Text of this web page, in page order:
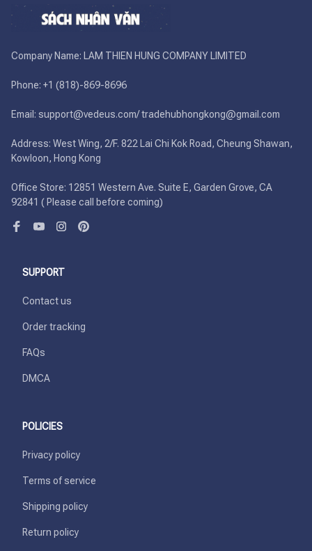
Company Name: LAM THIEN HUNG COMPANY LIMITED
Phone: +1 (818)-869-8696
Email: support@vedeus.com/ tradehubhongkong@gmail.com
Address: West Wing, 2/F. 822 Lai Chi Kok Road, Cheung Shawan,
Kowloon, Hong Kong
Office Store: 12851 Western Ave. Suite E, Garden Grove, CA
92841 ( Please call before coming)
SUPPORT
Contact us
Order tracking
FAQs
DMCA
POLICIES
Privacy policy
Terms of service
Shipping policy
Return policy